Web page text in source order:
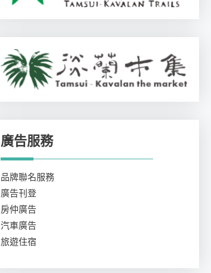
廣告服務
品牌聯名服務
廣告刊登
房仲廣告
汽車廣告
旅遊住宿